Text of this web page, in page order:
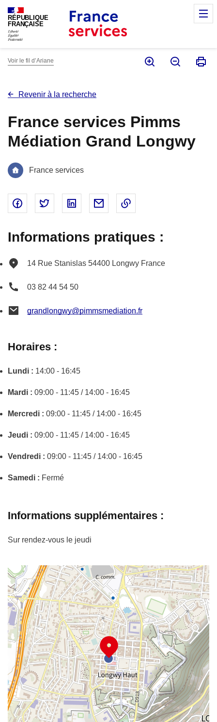
RÉPUBLIQUE
FRANÇAISE
Voir le fil d’Ariane
Revenir à la recherche
France services Pimms
Médiation Grand Longwy
France services
Partager sur Facebook - nouvelle fenêtre
Partager sur Twitter - nouvelle fenêtre
Partager sur Linked In - nouvelle
Partager par email - nouvelle
Informations pratiques :
14 Rue Stanislas 54400 Longwy France
03 82 44 54 50
grandlongwy@pimmsmediation.fr
Horaires :
Lundi : 14:00 - 16:45
Mardi : 09:00 - 11:45 / 14:00 - 16:45
Mercredi : 09:00 - 11:45 / 14:00 - 16:45
Jeudi : 09:00 - 11:45 / 14:00 - 16:45
Vendredi : 09:00 - 11:45 / 14:00 - 16:45
Samedi : Fermé
Informations supplémentaires :
Sur rendez-vous le jeudi